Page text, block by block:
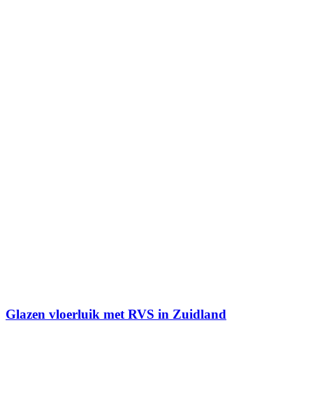
Glazen vloerluik met RVS in Zuidland